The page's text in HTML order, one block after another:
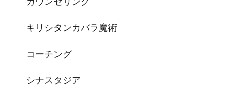
キリシタンカバラ魔術
コーチング
シナスタジア